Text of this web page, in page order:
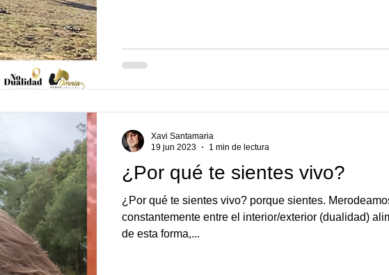
¿Por qué te sientes vivo?
¿Por qué te sientes vivo? porque sientes.
constantemente entre el interior/exterior (dualidad)
de esta forma,...
Xavi Santamaria
19 jun 2023
1 min de lectura